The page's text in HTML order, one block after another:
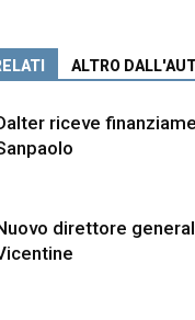
ALTRO
riceve
direttore